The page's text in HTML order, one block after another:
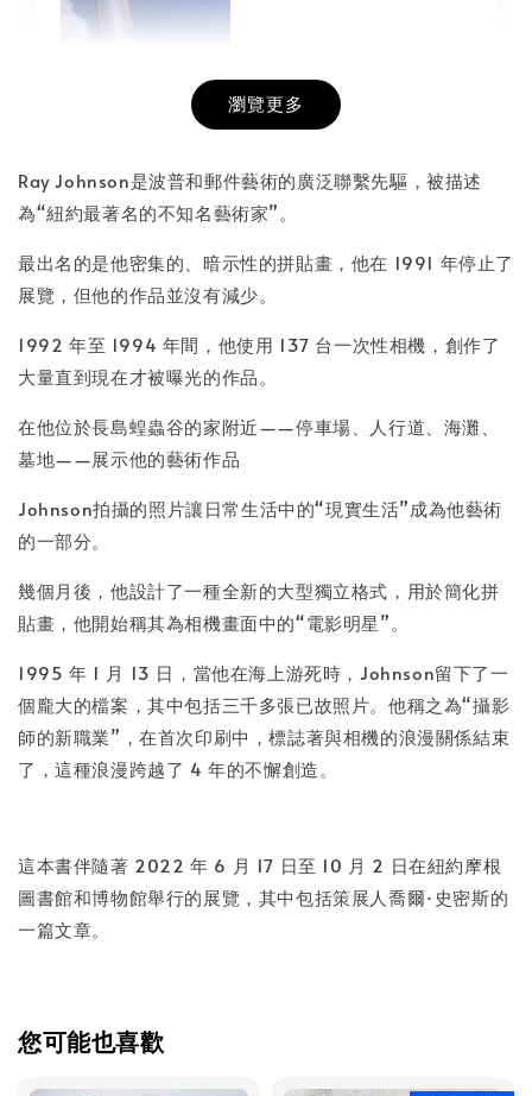
NT$ 50
NT$ 100
- +
瀏覽更多
Ray Johnson是波普和郵件藝術的廣泛聯繫先驅，被描述
為“紐約最著名的不知名藝術家”。
最出名的是他密集的、暗示性的拼貼畫，他在 1991 年停止了
展覽，但他的作品並沒有減少。
1992 年至 1994 年間，他使用 137 台一次性相機，創作了
大量直到現在才被曝光的作品。
在他位於長島蝗蟲谷的家附近——停車場、人行道、海灘、
墓地——展示他的藝術作品
Johnson拍攝的照片讓日常生活中的“現實生活”成為他藝術
的一部分。
幾個月後，他設計了一種全新的大型獨立格式，用於簡化拼
貼畫，他開始稱其為相機畫面中的“電影明星”。
1995 年 1 月 13 日，當他在海上游死時，Johnson留下了一
個龐大的檔案，其中包括三千多張已故照片。他稱之為“攝影
師的新職業”，在首次印刷中，標誌著與相機的浪漫關係結束
了，這種浪漫跨越了 4 年的不懈創造。
這本書伴隨著 2022 年 6 月 17 日至 10 月 2 日在紐約摩根
圖書館和博物館舉行的展覽，其中包括策展人喬爾·史密斯的
一篇文章。
您可能也喜歡